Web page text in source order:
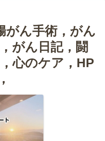
がん手術，がん
がん日記，闘
心のケア，HP